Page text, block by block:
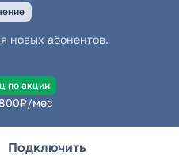
новых абонентов.
по акции
₽/мес
Подключить